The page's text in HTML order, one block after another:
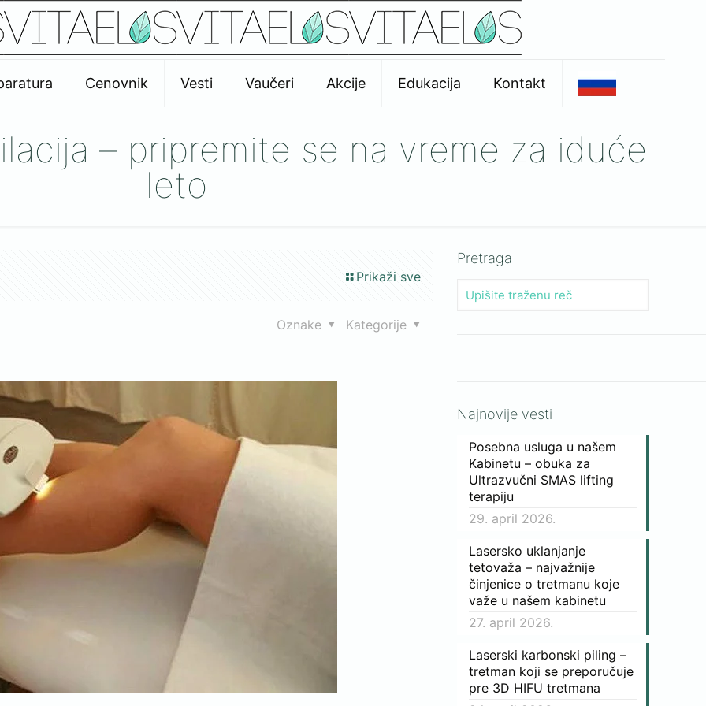
Cenovnik Vesti Vaučeri Akcije Edukacija Kontakt
– pripremite se na vreme za iduće
leto
Prikaži sve
Kategorije
Oznake
Pretraga
Najnovije vesti
Posebna usluga u našem
Kabinetu – obuka za
Ultrazvučni SMAS lifting
terapiju
29. april 2026.
Lasersko uklanjanje
tetovaža – najvažnije
činjenice o tretmanu koje
važe u našem kabinetu
27. april 2026.
Laserski karbonski piling –
tretman koji se preporučuje
pre 3D HIFU tretmana